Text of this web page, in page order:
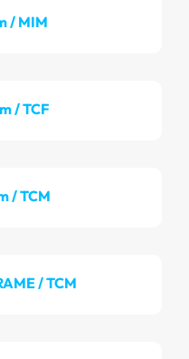
/ MIM
/ TCF
/ TCM
/ TCM